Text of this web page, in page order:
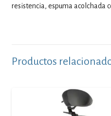
resistencia, espuma acolchada
Productos